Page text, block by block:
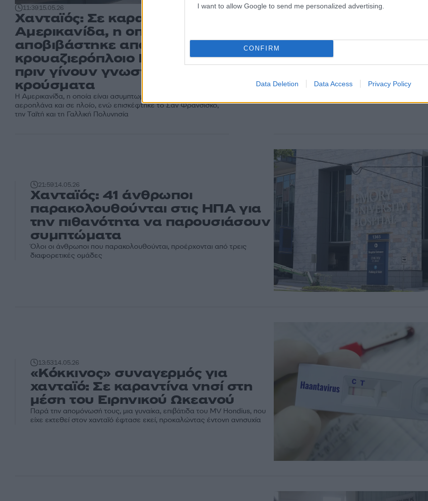
I want to allow Google to send me personalized advertising.
CONFIRM
Data Deletion Data Access Privacy Policy
11:3915.05.26
Χανταϊός: Σε καραντίνα
Αμερικανίδα, η οποία
αποβιβάστηκε από το
κρουαζιερόπλοιο Hondius
πριν γίνουν γνωστά τα
κρούσματα
Η Αμερικανίδα, η οποία είναι ασυμπτωματική, επιβιβάστηκε σε
αεροπλάνα και σε πλοίο, ενώ επισκέφτηκε το Σαν Φρανσίσκο,
την Ταϊτή και τη Γαλλική Πολυνησία
τον χανταϊό:
σπέρμα για 6
Ελβετού
Νέα έρευνα προκαλεί ανησυχία
21:5914.05.26
Χανταϊός: 41 άνθρωποι
παρακολουθούνται στις ΗΠΑ για
την πιθανότητα να παρουσιάσουν
συμπτώματα
Όλοι οι άνθρωποι που παρακολουθούνται, προέρχονται από τρεις
διαφορετικές ομάδες
13:5314.05.26
«Κόκκινος» συναγερμός για
χανταϊό: Σε καραντίνα νησί στη
μέση του Ειρηνικού Ωκεανού
Παρά την απομόνωσή τους, μια γυναίκα, επιβάτιδα του MV Hondius, που
είχε εκτεθεί στον χανταϊό έφτασε εκεί, προκαλώντας έντονη ανησυχία